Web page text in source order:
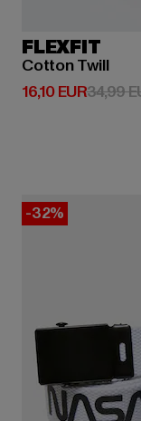
FLEXFIT
Cotton Twill
16,10 EUR
Derzeitiger Preis:
34,99
-32%